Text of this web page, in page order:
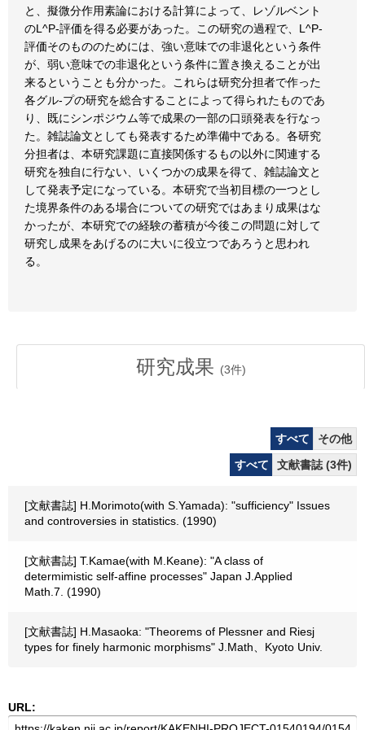
と、擬微分作用素論における計算によって、レゾルベント
のL^P-評価を得る必要があった。この研究の過程で、L^P-
評価そのもののためには、強い意味での非退化という条件
が、弱い意味での非退化という条件に置き換えることが出
来るということも分かった。これらは研究分担者で作った
各グル-プの研究を総合することによって得られたものであ
り、既にシンポジウム等で成果の一部の口頭発表を行なっ
た。雑誌論文としても発表するため準備中である。各研究
分担者は、本研究課題に直接関係するもの以外に関連する
研究を独自に行ない、いくつかの成果を得て、雑誌論文と
して発表予定になっている。本研究で当初目標の一つとし
た境界条件のある場合についての研究ではあまり成果はな
かったが、本研究での経験の蓄積が今後この問題に対して
研究し成果をあげるのに大いに役立つであろうと思われ
る。
研究成果 (3件)
すべて
その他
すべて
文献書誌 (3件)
[文献書誌] H.Morimoto(with S.Yamada): "sufficiency" Issues
and controversies in statistics. (1990)
[文献書誌] T.Kamae(with M.Keane): "A class of
determimistic self-affine processes" Japan J.Applied
Math.7. (1990)
[文献書誌] H.Masaoka: "Theorems of Plessner and Riesj
types for finely harmonic morphisms" J.Math、Kyoto Univ.
URL: